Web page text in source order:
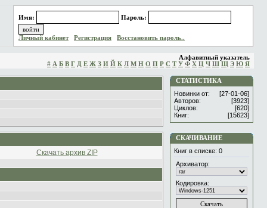
Имя: Пароль:
Личный кабинет Регистрация Восстановить пароль..
Алфавитный указатель
# А Б В Г Д Е Ж З И Й К Л М Н О П Р С Т У Ф Х Ц Ч Ш Щ Э Ю Я
Скачать архив ZIP
СТАТИСТИКА
Новинки от:
[27-01-06]
Авторов:
[3923]
Циклов:
[620]
Книг:
[15623]
СКАЧИВАНИЕ
Книг в списке: 0
Архиватор:
Кодировка: